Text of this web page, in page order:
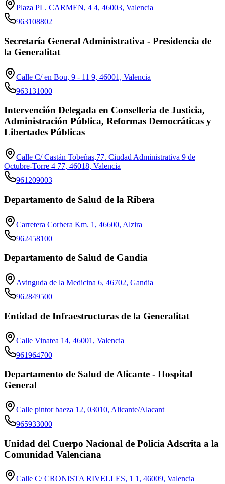
Plaza PL. CARMEN, 4 4, 46003, Valencia
963108802
Secretaría General Administrativa - Presidencia de
la Generalitat
Calle C/ en Bou, 9 - 11 9, 46001, Valencia
963131000
Intervención Delegada en Conselleria de Justicia,
Administración Pública, Reformas Democráticas y
Libertades Públicas
Calle C/ Castán Tobeñas,77. Ciudad Administrativa 9 de
Octubre-Torre 4 77, 46018, Valencia
961209003
Departamento de Salud de la Ribera
Carretera Corbera Km. 1, 46600, Alzira
962458100
Departamento de Salud de Gandia
Avinguda de la Medicina 6, 46702, Gandia
962849500
Entidad de Infraestructuras de la Generalitat
Calle Vinatea 14, 46001, Valencia
961964700
Departamento de Salud de Alicante - Hospital
General
Calle pintor baeza 12, 03010, Alicante/Alacant
965933000
Unidad del Cuerpo Nacional de Policía Adscrita a la
Comunidad Valenciana
Calle C/ CRONISTA RIVELLES, 1 1, 46009, Valencia